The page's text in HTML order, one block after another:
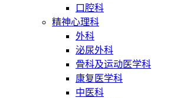
口腔科
精神心理科
外科
泌尿外科
骨科及运动医学科
康复医学科
中医科